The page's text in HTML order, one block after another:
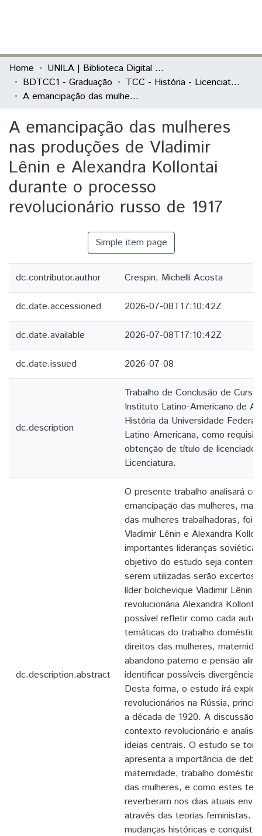
Communities & Collections
All of DSpace
Home
UNILA | Biblioteca Digital de Trabalhos de Conclusão de Curso
BDTCC1 - Graduação
TCC - História - Licenciatura
A emancipação das mulheres nas produções de Vladimir Lênin e Alexandra Kollontai durante o processo revolucionário russo de 1917
A emancipação das mulheres
nas produções de Vladimir
Lênin e Alexandra Kollontai
durante o processo
revolucionário russo de 1917
Simple item page
dc.contributor.author Crespin, Michelli Acosta
dc.date.accessioned 2026-07-08T17:10:42Z
dc.date.available 2026-07-08T17:10:42Z
dc.date.issued 2026-07-08
dc.description
Trabalho de Conclusão de
Instituto Latino-Americano de
História da Universidade Federal
Latino-Americana, como
obtenção de título de licenciado
Licenciatura.
dc.description.abstract
O presente trabalho analisará
emancipação das mulheres,
das mulheres trabalhadoras, foi
Vladimir Lênin e Alexandra
importantes lideranças
objetivo do estudo seja
serem utilizadas serão excertos
líder bolchevique Vladimir Lênin
revolucionária Alexandra
possível refletir como cada
temáticas do trabalho
direitos das mulheres,
abandono paterno e pensão
identificar possíveis
Desta forma, o estudo irá
revolucionários na Rússia,
a década de 1920. A discussão
contexto revolucionário e
ideias centrais. O estudo se
apresenta a importância de
maternidade, trabalho
das mulheres, e como estes
reverberam nos dias atuais
através das teorias feministas.
mudanças históricas e